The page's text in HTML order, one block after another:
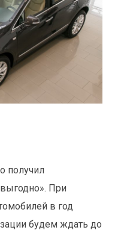
получил
При
в год
будем ждать до